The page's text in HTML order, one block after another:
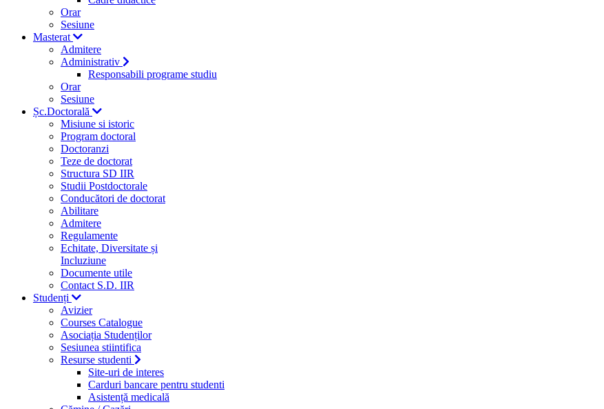
Orar
Sesiune
Masterat
Admitere
Administrativ
Responsabili programe studiu
Orar
Sesiune
Șc.Doctorală
Misiune si istoric
Program doctoral
Doctoranzi
Teze de doctorat
Structura SD IIR
Studii Postdoctorale
Conducători de doctorat
Abilitare
Admitere
Regulamente
Echitate, Diversitate și
Incluziune
Documente utile
Contact S.D. IIR
Studenți
Avizier
Courses Catalogue
Asociația Studenților
Sesiunea stiintifica
Resurse studenti
Site-uri de interes
Carduri bancare pentru studenti
Asistență medicală